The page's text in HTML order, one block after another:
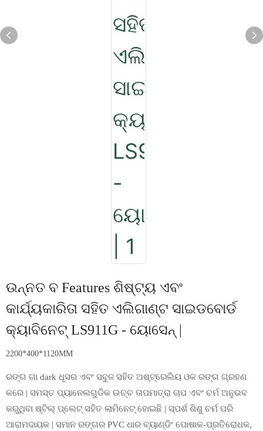
ଉନ୍ନତ ବ Features ଶିଷ୍ଟ୍ୟ ଏବଂ
କାର୍ଯ୍ୟକାରିତା ସହିତ ଏଲିଗାଣ୍ଟ ସାଇଡବୋର୍ଡ
କ୍ୟାବିନେଟ୍ LS911G - ୟୋସେନ୍ |
2200*400*1120MM
ରଙ୍ଗ ଗା dark ଧୂସର ଏବଂ ସବୁଜ ସହିତ ଅଷ୍ଟ୍ରେଲିୟ ଓକ ରଙ୍ଗ ଗ୍ରହଣ
କରେ | ସମସ୍ତ ପ୍ୟାନେଲଗୁଡିକ ଉଚ୍ଚ ତାପମାତ୍ରା ଚାପ ଏବଂ ଚର୍ମ ଅନୁଭବ
କରୁଥିବା ଷ୍ଟିଲ୍ ପ୍ଲେଟ୍ ସହିତ ଲାମିନେଟ୍ ହୋଇଛି | ସ୍ପର୍ଶ ଶିଶୁ ଚର୍ମ ପରି
ଆରାମଦାୟକ | ସମାନ ରଙ୍ଗର PVC ଧାର ବ୍ୟାଣ୍ଡିଂ ପୋଷାକ-ପ୍ରତିରୋଧକ,